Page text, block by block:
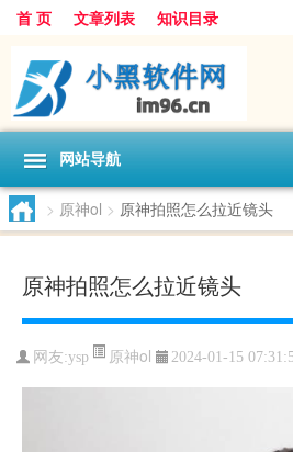
首 页 文章列表 知识目录
网站导航
> 原神ol > 原神拍照怎么拉近镜头
原神拍照怎么拉近镜头
网友:ysp 原神ol 2024-01-15